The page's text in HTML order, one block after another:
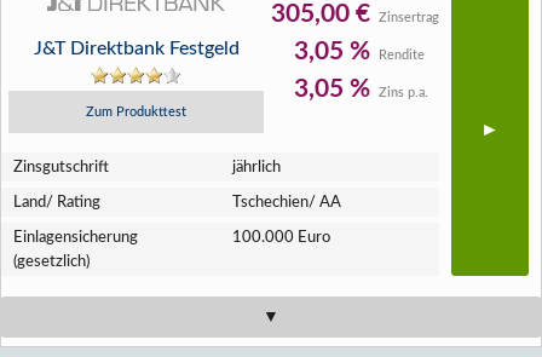
J&T Direktbank Festgeld
Zum Produkttest
305,00 € Zinsertrag
3,05 % Rendite
3,05 % Zins p.a.
Zins­gutschrift jährlich
Land/ Rating Tschechien/ AA
Einlagen­sicherung
(gesetzlich)
100.000 Euro